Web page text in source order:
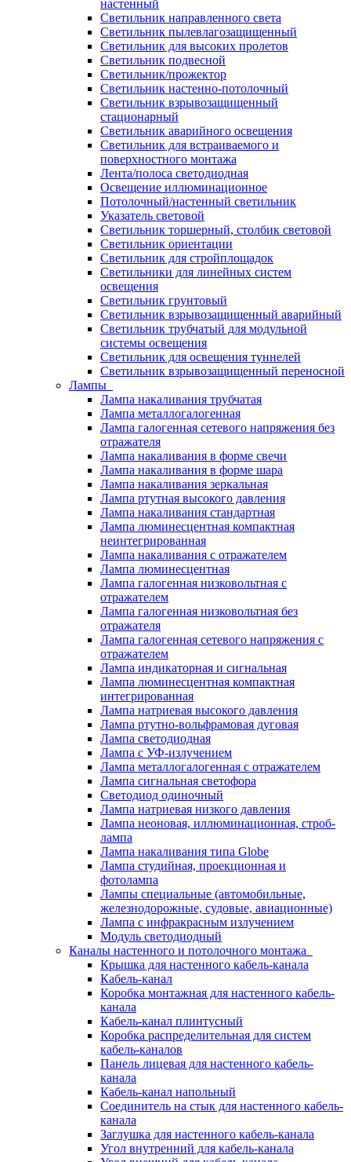
настенный
Светильник направленного света
Светильник пылевлагозащищенный
Светильник для высоких пролетов
Светильник подвесной
Светильник/прожектор
Светильник настенно-потолочный
Светильник взрывозащищенный
стационарный
Светильник аварийного освещения
Светильник для встраиваемого и
поверхностного монтажа
Лента/полоса светодиодная
Освещение иллюминационное
Потолочный/настенный светильник
Указатель световой
Светильник торшерный, столбик световой
Светильник ориентации
Светильник для стройплощадок
Светильники для линейных систем
освещения
Светильник грунтовый
Светильник взрывозащищенный аварийный
Светильник трубчатый для модульной
системы освещения
Светильник для освещения туннелей
Светильник взрывозащищенный переносной
Лампы
Лампа накаливания трубчатая
Лампа металлогалогенная
Лампа галогенная сетевого напряжения без
отражателя
Лампа накаливания в форме свечи
Лампа накаливания в форме шара
Лампа накаливания зеркальная
Лампа ртутная высокого давления
Лампа накаливания стандартная
Лампа люминесцентная компактная
неинтегрированная
Лампа накаливания с отражателем
Лампа люминесцентная
Лампа галогенная низковольтная с
отражателем
Лампа галогенная низковольтная без
отражателя
Лампа галогенная сетевого напряжения с
отражателем
Лампа индикаторная и сигнальная
Лампа люминесцентная компактная
интегрированная
Лампа натриевая высокого давления
Лампа ртутно-вольфрамовая дуговая
Лампа светодиодная
Лампа с УФ-излучением
Лампа металлогалогенная с отражателем
Лампа сигнальная светофора
Светодиод одиночный
Лампа натриевая низкого давления
Лампа неоновая, иллюминационная, строб-
лампа
Лампа накаливания типа Globe
Лампа студийная, проекционная и
фотолампа
Лампы специальные (автомобильные,
железнодорожные, судовые, авиационные)
Лампа с инфракрасным излучением
Модуль светодиодный
Каналы настенного и потолочного монтажа
Крышка для настенного кабель-канала
Кабель-канал
Коробка монтажная для настенного кабель-
канала
Кабель-канал плинтусный
Коробка распределительная для систем
кабель-каналов
Панель лицевая для настенного кабель-
канала
Кабель-канал напольный
Соединитель на стык для настенного кабель-
канала
Заглушка для настенного кабель-канала
Угол внутренний для кабель-канала